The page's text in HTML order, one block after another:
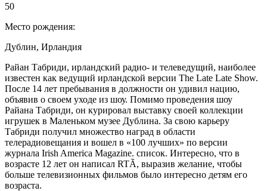
50
Место рождения:
Дублин, Ирландия
Райан Табриди, ирландский радио- и телеведущий, наиболее
известен как ведущий ирландской версии The Late Late Show.
После 14 лет пребывания в должности он удивил нацию,
объявив о своем уходе из шоу. Помимо проведения шоу
Райана Табриди, он курировал выставку своей коллекции
игрушек в Маленьком музее Дублина. За свою карьеру
Табриди получил множество наград в области
телерадиовещания и вошел в «100 лучших» по версии
журнала Irish America Magazine. список. Интересно, что в
возрасте 12 лет он написал RTÃ, выразив желание, чтобы
больше телевизионных фильмов было интересно детям его
возраста.